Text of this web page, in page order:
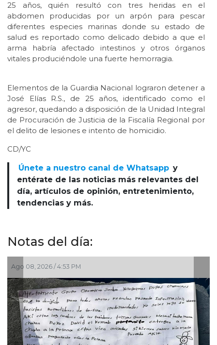
25 años, quién resultó con tres heridas en el
abdomen producidas por un arpón para pescar
diferentes especies marinas donde su estado de
salud es reportado como delicado debido a que el
arma habría afectado intestinos y otros órganos
vitales produciéndole una fuerte hemorragia.
Elementos de la Guardia Nacional lograron detener a
José Elías R.S., de 25 años, identificado como el
agresor, quedando a disposición de la Unidad Integral
de Procuración de Justicia de la Fiscalía Regional por
el delito de lesiones e intento de homicidio.
CD/YC
Únete a nuestro canal de Whatsapp y
entérate de las noticias más relevantes del
día, artículos de opinión, entretenimiento,
tendencias y más.
Notas del día:
2026 / 4:53 PM